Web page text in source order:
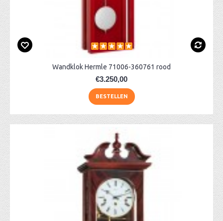
Wandklok Hermle 71006-360761 rood
€3.250,00
BESTELLEN